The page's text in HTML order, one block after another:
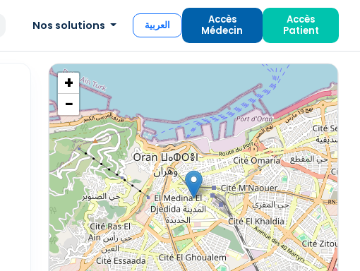
Nos solutions العربية
Accès
Médecin
Accès
Patient
+
−